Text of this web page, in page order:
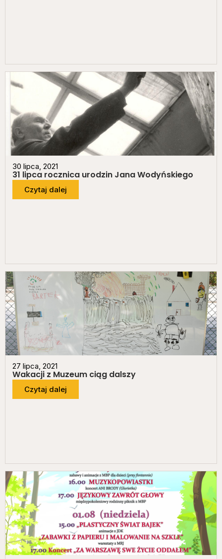
30 lipca, 2021
31 lipca rocznica urodzin Jana Wodyńskiego
Czytaj dalej
27 lipca, 2021
Wakacji z Muzeum ciąg dalszy
Czytaj dalej